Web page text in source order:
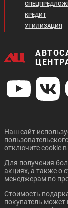
КРЕДИТ
УТИЛИЗАЦИЯ
Наш сайт
отключите cookie
Для получения
акциях, а также о
менеджерам по
Стоимость
покупатель